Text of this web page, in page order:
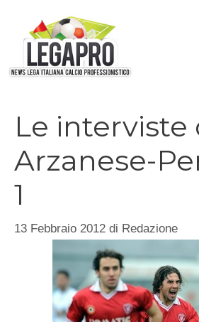
contenuto
Le interviste
Arzanese-
1
13 Febbraio 2012 di Redazione